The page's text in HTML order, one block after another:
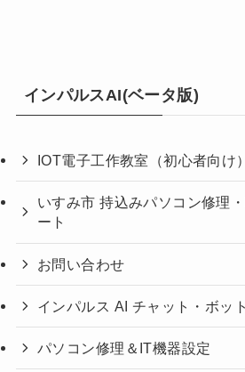
インパルスAI(ベータ版)
IOT電子工作教室（初心者向け）
いすみ市 持込みパソコン修理
ート
お問い合わせ
インパルス AI チャット・ボット
パソコン修理＆IT機器設定